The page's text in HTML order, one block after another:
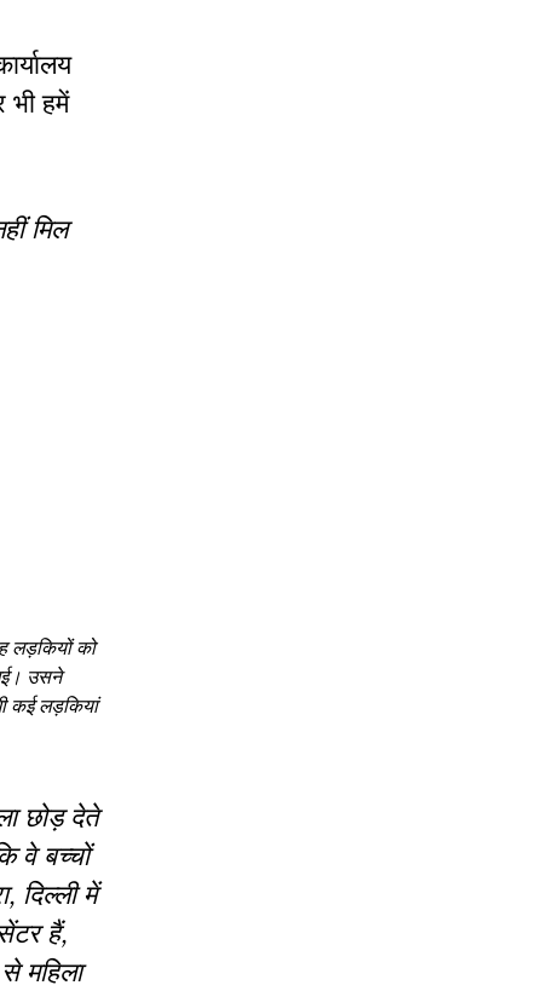
भी हमें
मिल
लड़कियों को
उसने
कई लड़कियां
छोड़ देते
वे बच्चों
दिल्ली में
हैं,
महिला